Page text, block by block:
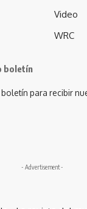
Video
WRC
boletín
boletín para recibir
- Advertisement -